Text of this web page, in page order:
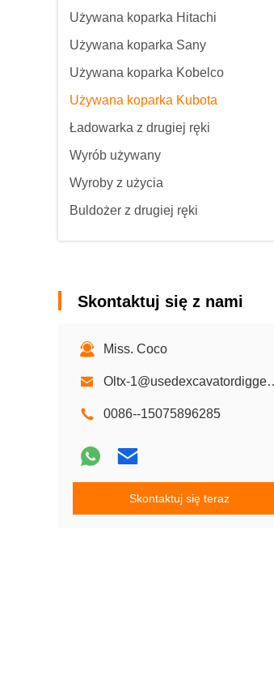
Używana koparka Hitachi
Używana koparka Sany
Używana koparka Kobelco
Używana koparka Kubota
Ładowarka z drugiej ręki
Wyrób używany
Wyroby z użycia
Buldożer z drugiej ręki
Skontaktuj się z nami
Miss. Coco
Oltx-
0086--15075896285
Skontaktuj się teraz